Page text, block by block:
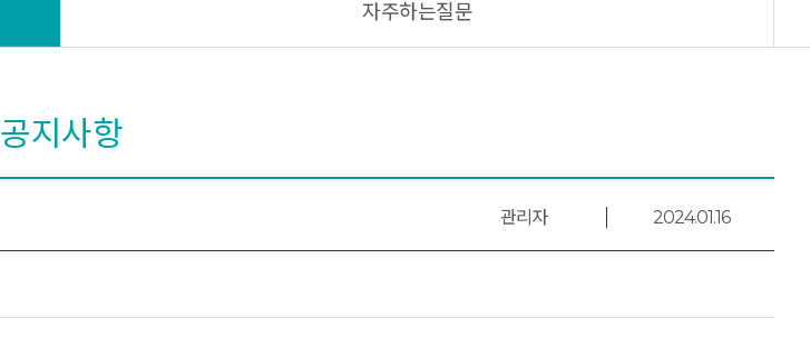
자주하는질문
공지사항
관리자 2024.01.16